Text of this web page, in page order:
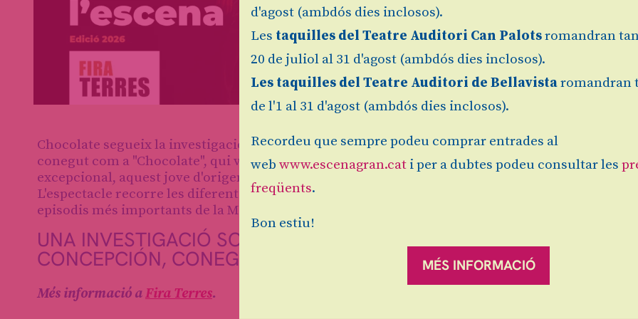
Chocolate segueix la investigació d'una periodista sobre la mort de José Esteves de la
conegut com a "Chocolate", qui van trobar sense vida a l'edat de 13 anys. Amb un talent musical
excepcional, aquest jove d'origen humil i immigrant va captivar el món cultural de Palma als
L'espectacle recorre les diferents morts possibles de Chocolate, a la vegada que repassa alguns
episodis més importants de la Mallorca d'aquells anys.
UNA INVESTIGACIÓ SOBRE LA MORT DE JOSÉ ESTEVES DE LA
CONCEPCIÓN, CONEGUT COM A "CHOCOLATE"
Més informació aFira Terres.
d'agost (ambdós dies inclosos).
Les taquilles del Teatre Auditori Can Palotsromandran
20 de juliol al 31 d'agost (ambdós dies inclosos).
Les taquilles del Teatre Auditori de Bellavistaromandran
de l'1 al 31 d'agost (ambdós dies inclosos).
Recordeu que sempre podeu comprar entrades al
web www.escenagran.cat i per a dubtes podeu consultar les
freqüents.
Bon estiu!
MÉS INFORMACIÓ